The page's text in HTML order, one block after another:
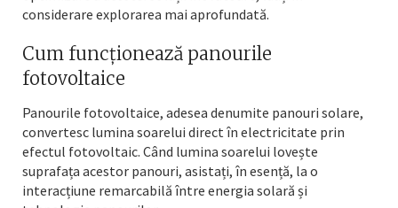
considerare explorarea mai aprofundată.
Cum funcționează panourile
fotovoltaice
Panourile fotovoltaice, adesea denumite panouri solare,
convertesc lumina soarelui direct în electricitate prin
efectul fotovoltaic. Când lumina soarelui lovește
suprafața acestor panouri, asistați, în esență, la o
interacțiune remarcabilă între energia solară și